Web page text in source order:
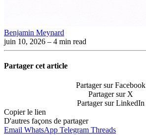
Benjamin Meynard
juin 10, 2026 – 4 min read
Partager cet article
Partager sur Facebook
Partager sur X
Partager sur LinkedIn
Copier le lien
D'autres façons de partager
Email WhatsApp Telegram Threads